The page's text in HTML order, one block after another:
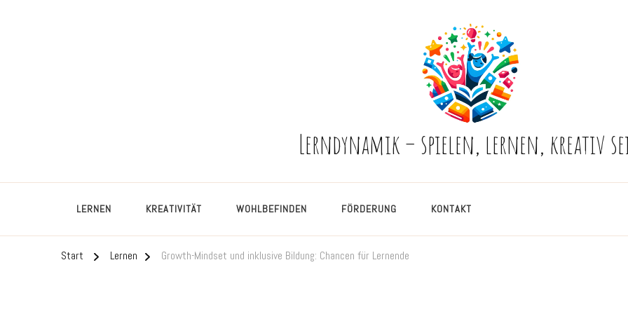
Lerndynamik – spielen, lernen, kreativ
LERNEN KREATIVITÄT WOHLBEFINDEN FÖRDERUNG KONTAKT
Start Lernen Growth-Mindset und inklusive Bildung: Chancen für Lernende